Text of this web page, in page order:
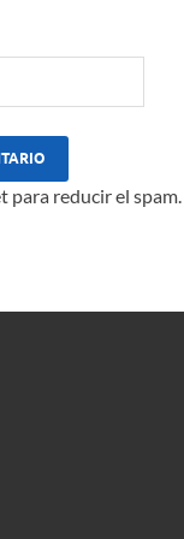
para reducir el spam.